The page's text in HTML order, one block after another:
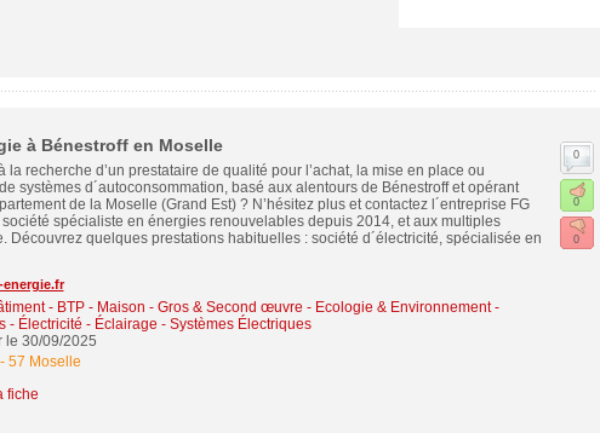
à Bénestroff en Moselle
la recherche d’un prestataire de qualité pour l’achat, la mise en place ou
de systèmes d´autoconsommation, basé aux alentours de Bénestroff et opérant
de la Moselle (Grand Est) ? N’hésitez plus et contactez l´entreprise FG
société spécialiste en énergies renouvelables depuis 2014, et aux multiples
Découvrez quelques prestations habituelles : société d´électricité, spécialisée en
- BTP - Maison - Gros & Second œuvre - Ecologie & Environnement-
- Électricité - Éclairage - Systèmes Électriques
le 30/09/2025
57 Moselle
fiche
0
0
0